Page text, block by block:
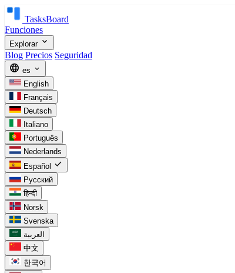
TasksBoard
Funciones
Explorar expand_more
Blog Precios Seguridad
language es expand_more
English
Français
Deutsch
Italiano
Português
Nederlands
Español check
Русский
हिन्दी
Norsk
Svenska
العربية
中文
한국어